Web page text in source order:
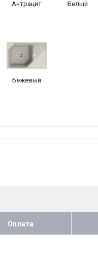
Антрацит Белый
Бежевый
Оплата